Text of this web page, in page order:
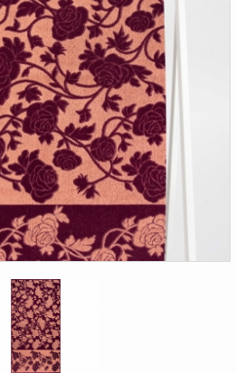
Добавить
в